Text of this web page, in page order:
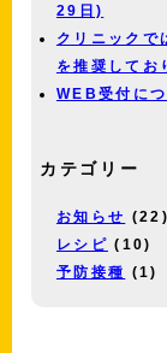
29日)
クリニックで
を推奨して
WEB受付に
カテゴリー
お知らせ
(22)
レシピ (10)
予防接種
(1)